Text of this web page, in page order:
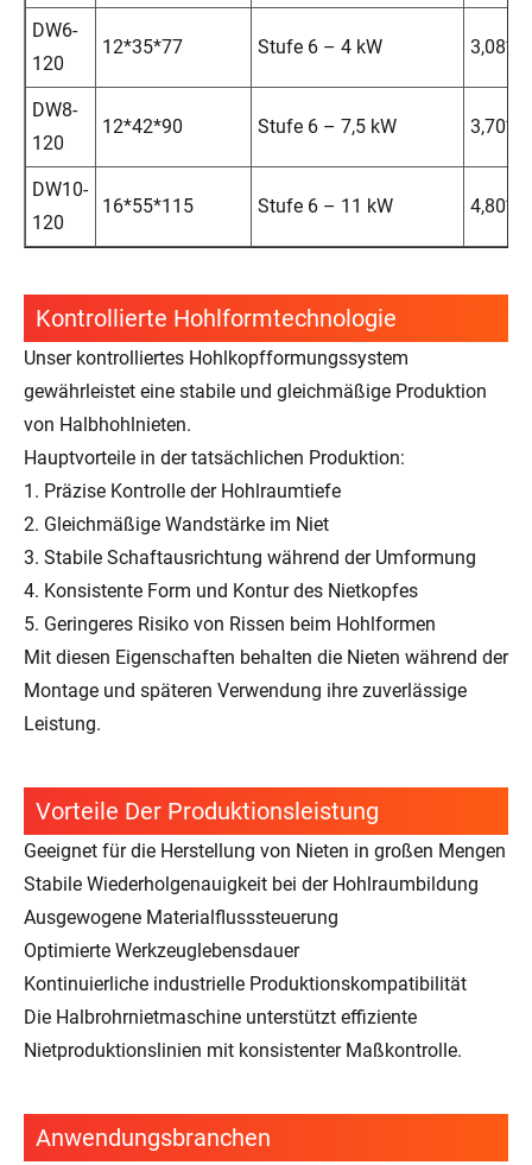
DW6-
120
12*35*77 Stufe 6 – 4 kW
DW8-
120
12*42*90 Stufe 6 – 7,5 kW
DW10-
120
16*55*115 Stufe 6 – 11 kW
Kontrollierte Hohlformtechnologie
Unser kontrolliertes Hohlkopfformungssystem
gewährleistet eine stabile und gleichmäßige Produktion
von Halbhohlnieten.
Hauptvorteile in der tatsächlichen Produktion:
1. Präzise Kontrolle der Hohlraumtiefe
2. Gleichmäßige Wandstärke im Niet
3. Stabile Schaftausrichtung während der Umformung
4. Konsistente Form und Kontur des Nietkopfes
5. Geringeres Risiko von Rissen beim Hohlformen
Mit diesen Eigenschaften behalten die Nieten während der
Montage und späteren Verwendung ihre zuverlässige
Leistung.
Vorteile Der Produktionsleistung
Geeignet für die Herstellung von Nieten in großen Mengen
Stabile Wiederholgenauigkeit bei der Hohlraumbildung
Ausgewogene Materialflusssteuerung
Optimierte Werkzeuglebensdauer
Kontinuierliche industrielle Produktionskompatibilität
Die Halbrohrnietmaschine unterstützt effiziente
Nietproduktionslinien mit konsistenter Maßkontrolle.
Anwendungsbranchen